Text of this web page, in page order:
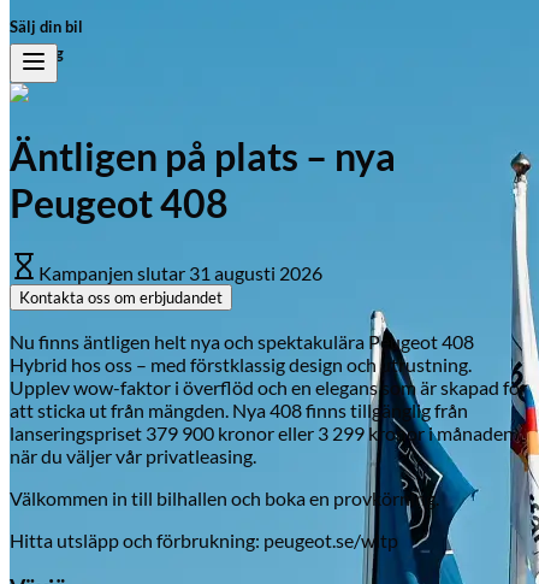
Typ av fordon
Bränsle
Hybrid
El
Diesel
Visa alla bilar i lager
Kampanjer på märken
Honda
Leapmotor
Suzuki
Visa alla kampanjer
Sälj din bil
Företag
Äntligen på plats – nya
Peugeot 408
Kampanjen slutar 31 augusti 2026
Kontakta oss om erbjudandet
Nu finns äntligen helt nya och spektakulära Peugeot 408
Hybrid hos oss – med förstklassig design och utrustning.
Upplev wow-faktor i överflöd och en elegans som är skapad för
att sticka ut från mängden. Nya 408 finns tillgänglig från
lanseringspriset 379 900 kronor eller 3 299 kronor i månaden
när du väljer vår privatleasing.
Välkommen in till bilhallen och boka en provkörning.
Hitta utsläpp och förbrukning: peugeot.se/wltp